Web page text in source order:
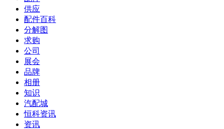
供应
配件百科
分解图
求购
公司
展会
品牌
相册
知识
汽配城
恒科资讯
资讯